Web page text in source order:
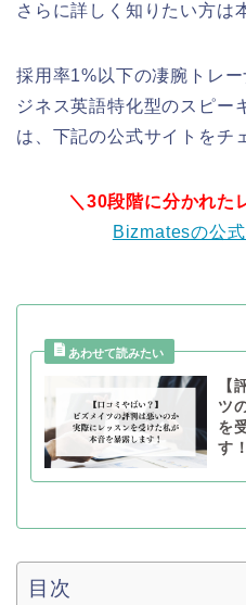
さらに詳しく知りたい方は
採用率1%以下の凄腕トレ
ジネス英語特化型のスピー
は、下記の公式サイトをチ
＼30段階に分かれた
Bizmatesの公
【
ツ
を
す！
目次